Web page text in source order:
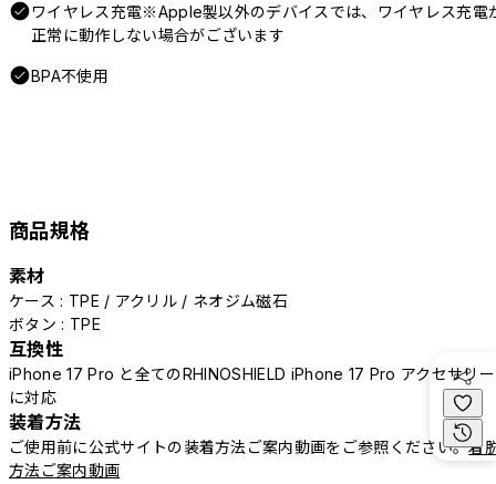
ワイヤレス充電※Apple製以外のデバイスでは、ワイヤレス充電
正常に動作しない場合がございます
BPA不使用
商品規格
素材
ケース : TPE / アクリル / ネオジム磁石
ボタン : TPE
互換性
iPhone 17 Pro と全てのRHINOSHIELD iPhone 17 Pro アクセサリー
に対応
装着方法
ご使用前に公式サイトの装着方法ご案内動画をご参照ください。着
方法ご案内動画